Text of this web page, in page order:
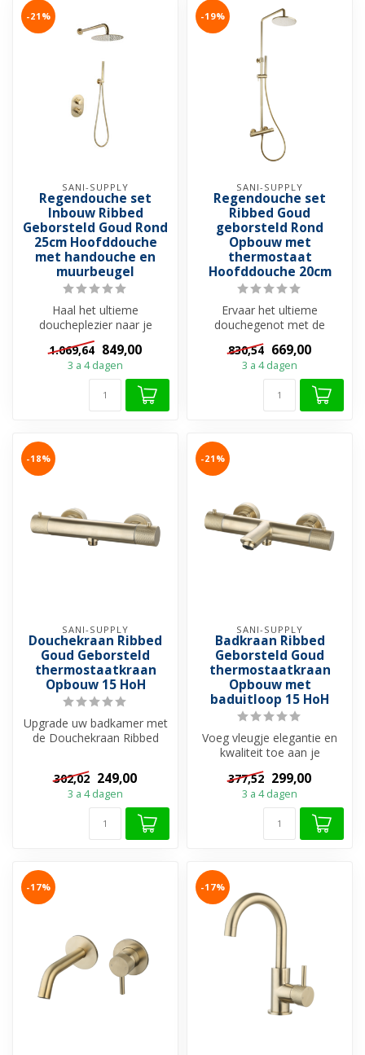
-21%
SANI-SUPPLY
Regendouche set
Inbouw Ribbed
Geborsteld Goud Rond
25cm Hoofddouche
met handouche en
muurbeugel
Haal het ultieme
doucheplezier naar je
badkamer met de
Regendouche set Ribbed
Ge...
1.069,64 849,00
3 a 4 dagen
-19%
SANI-SUPPLY
Regendouche set
Ribbed Goud
geborsteld Rond
Opbouw met
thermostaat
Hoofddouche 20cm
Ervaar het ultieme
douchegenot met de
Goud geborsteld Opb...
830,54 669,00
3 a 4 dagen
-18%
SANI-SUPPLY
Douchekraan Ribbed
Goud Geborsteld
thermostaatkraan
Opbouw 15 HoH
Upgrade uw badkamer met
de Douchekraan Ribbed
Thermostaatkraan e...
302,02 249,00
3 a 4 dagen
-21%
SANI-SUPPLY
Badkraan Ribbed
Geborsteld Goud
thermostaatkraan
Opbouw met
baduitloop 15 HoH
Voeg vleugje elegantie en
kwaliteit toe aan je
badkamer met Badkraan
Ribbed. Gem...
377,52 299,00
3 a 4 dagen
-17% -17%